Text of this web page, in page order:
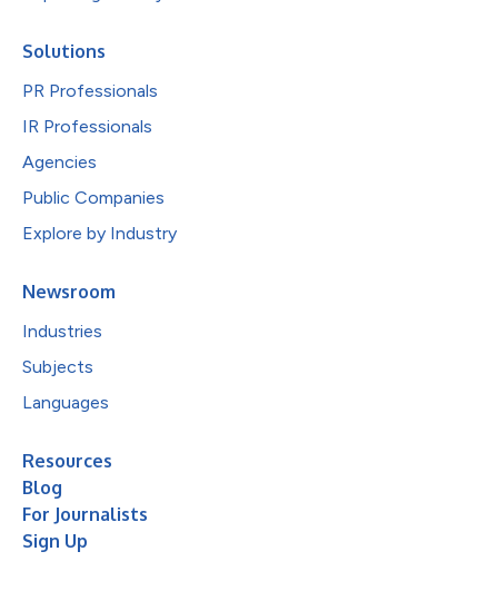
Solutions
PR Professionals
IR Professionals
Agencies
Public Companies
Explore by Industry
Newsroom
Industries
Subjects
Languages
Resources
Blog
For Journalists
Sign Up